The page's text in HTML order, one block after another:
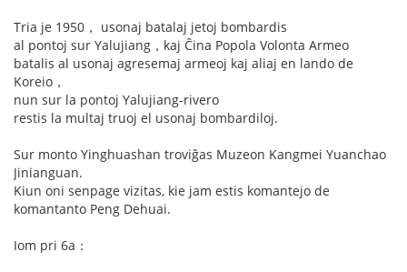
Tria je 1950， usonaj batalaj jetoj bombardis
al pontoj sur Yalujiang，kaj Ĉina Popola Volonta Armeo
batalis al usonaj agresemaj armeoj kaj aliaj en lando de
Koreio，
nun sur la pontoj Yalujiang-rivero
restis la multaj truoj el usonaj bombardiloj.
Sur monto Yinghuashan troviĝas Muzeon Kangmei Yuanchao
Jinianguan.
Kiun oni senpage vizitas, kie jam estis komantejo de
komantanto Peng Dehuai.
Iom pri 6a：